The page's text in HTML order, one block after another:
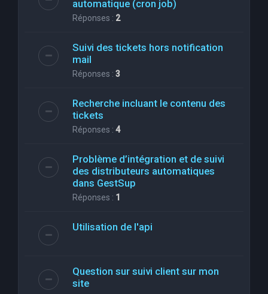
automatique (cron job)
Réponses : 2
Suivi des tickets hors notification
mail
Réponses : 3
Recherche incluant le contenu des
tickets
Réponses : 4
Problème d’intégration et de suivi
des distributeurs automatiques
dans GestSup
Réponses : 1
Utilisation de l'api
Question sur suivi client sur mon
site